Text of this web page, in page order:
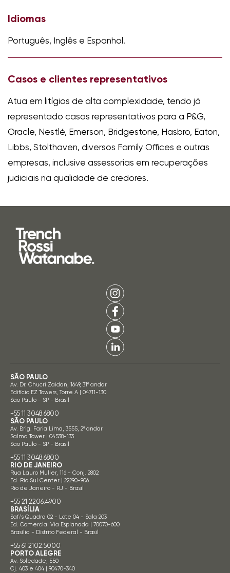
Idiomas
Português, Inglês e Espanhol.
Casos e clientes representativos
Atua em litígios de alta complexidade, tendo já
representado casos representativos para a P&G,
Oracle, Nestlé, Emerson, Bridgestone, Hasbro, Eaton,
Libbs, Stolthaven, diversos Family Offices e outras
empresas, inclusive assessorias em recuperações
judiciais na qualidade de credores.
SÃO PAULO
Av. Dr. Chucri Zaidan, 1649, 31º andar
Edifício EZ Towers, Torre A | 04711-130
São Paulo - SP - Brasil
+55 11 3048.6800
SÃO PAULO
Av. Brig. Faria Lima, 3555, 2º andar
Salma Tower | 04538-133
São Paulo - SP - Brasil
+55 11 3048.6800
RIO DE JANEIRO
Rua Lauro Muller, 116 - Conj. 2802
Ed. Rio Sul Center | 22290-906
Rio de Janeiro - RJ - Brasil
+55 21 2206.4900
BRASÍLIA
Saf/s Quadra 02 - Lote 04 - Sala 203
Ed. Comercial Via Esplanada | 70070-600
Brasília - Distrito Federal - Brasil
+55 61 2102.5000
PORTO ALEGRE
Av. Soledade, 550
Cj. 403 e 404 | 90470-340